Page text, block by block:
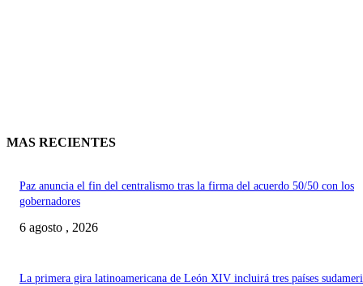
MAS RECIENTES
Paz anuncia el fin del centralismo tras la firma del acuerdo 50/50 con los
gobernadores
6 agosto , 2026
La primera gira latinoamericana de León XIV incluirá tres países